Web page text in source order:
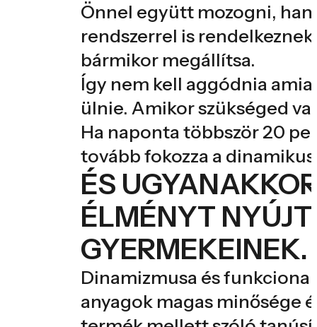
Önnel együtt mozogni,
rendszerrel is
bármikor megállítsa.
Így nem kell aggódnia
ülnie. Amikor szükséged
Ha naponta többször 20
tovább fokozza a
ÉS
ÉLMÉNYT
GYERMEKEINEK.
Dinamizmusa és
anyagok magas minősége